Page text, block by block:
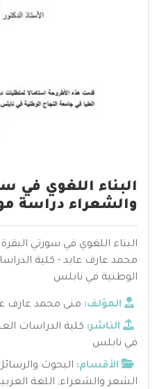
البناء اللغوي في
والشعراء دراسة
البناء اللغوي في سورتي
محمد عارف عابد - كلية
الوطنية في نابلس
المؤلف: منى محمد عارف
الناشر: كلية الدراسات
في نابلس
الأقسام: البحوث
الشعر والشعراء, اللغة